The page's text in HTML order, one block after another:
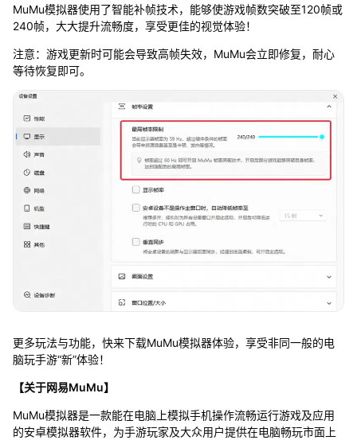
MuMu模拟器使用了智能补帧技术，能够使游戏帧数突破至120帧或
240帧，大大提升流畅度，享受更佳的视觉体验！
注意：游戏更新时可能会导致高帧失效，MuMu会立即修复，耐心
等待恢复即可。
更多玩法与功能，快来下载MuMu模拟器体验，享受非同一般的电
脑玩手游“新”体验！
【关于网易MuMu】
MuMu模拟器是一款能在电脑上模拟手机操作流畅运行游戏及应用
的安卓模拟器软件，为手游玩家及大众用户提供在电脑畅玩市面上